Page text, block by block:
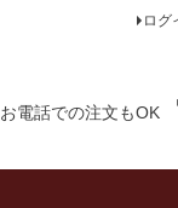
ログ
お電話での注文もOK